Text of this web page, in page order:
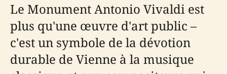
Le Monument Antonio Vivaldi est
plus qu'une œuvre d'art public –
c'est un symbole de la dévotion
durable de Vienne à la musique